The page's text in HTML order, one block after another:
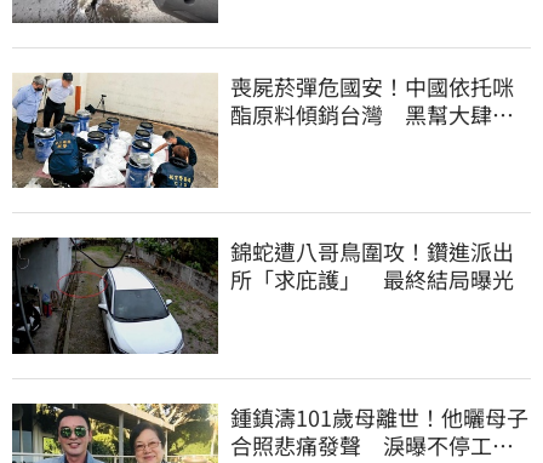
喪屍菸彈危國安！中國依托咪
酯原料傾銷台灣 黑幫大肆走
錦蛇遭八哥鳥圍攻！鑽進派出
所「求庇護」 最終結局曝光
鍾鎮濤101歲母離世！他曬母子
合照悲痛發聲 淚曝不停工原